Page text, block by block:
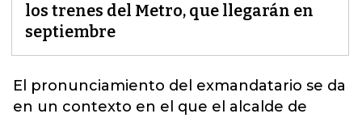
los trenes del Metro, que llegarán en
septiembre
El pronunciamiento del exmandatario se da
en un contexto en el que el alcalde de